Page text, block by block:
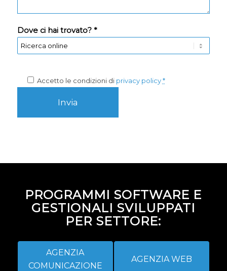
Dove ci hai trovato? *
Accetto le condizioni di privacy policy *
PROGRAMMI SOFTWARE E
GESTIONALI SVILUPPATI
PER SETTORE:
AGENZIA
COMUNICAZIONE
AGENZIA WEB